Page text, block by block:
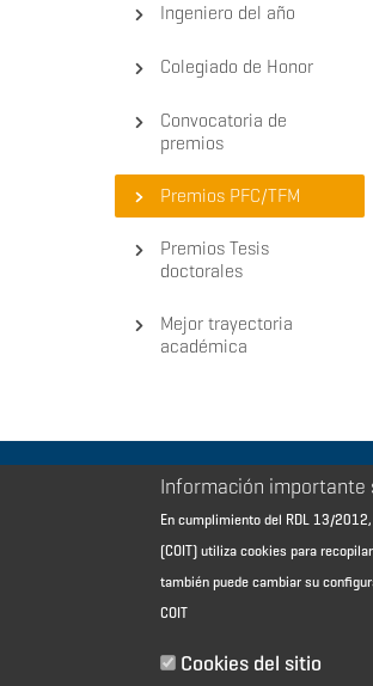
Ingeniero del año
Colegiado de Honor
Convocatoria de
premios
Premios PFC/TFM
Premios Tesis
doctorales
Mejor trayectoria
académica
Aviso Legal - Información general
Contacto
Política de reembolso
Sitemap
Información importante
En cumplimiento del RDL 13/2012,
(COIT) utiliza cookies para
también puede cambiar su
COIT
Cookies del sitio